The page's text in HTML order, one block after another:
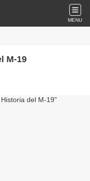
MENU
M-19